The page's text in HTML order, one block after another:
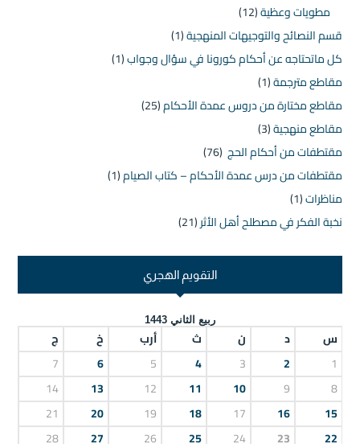
مطويات وعظية(12)
قسم النصائح والتوجيهات المنهجية(1)
كل ماتحتاجه عن أحكام كورونا في سؤال وجواب(1)
مقاطع مترجمة(1)
مقاطع مختارة من دروس عمدة الأحكام(25)
مقاطع منهجية(3)
مقتطفات من أحكام الحج (76)
مقتطفات من درس عمدة الأحكام – كتاب الصيام(1)
مناظرات(1)
نخبة الفكر في مصطلح أهل الأثر(21)
التقويم الهجري
ربيع الثاني 1443
س د ن ث أرب خ
ج
1
2
3
4
5
6
7
8
9
10
11
12
13
14
15
16
17
18
19
20
21
22
23
24
25
26
27
28